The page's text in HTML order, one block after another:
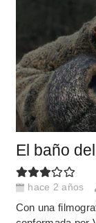
El baño
hace 2 años
Con una